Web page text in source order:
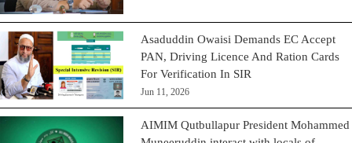
Asaduddin Owaisi Demands EC Accept
PAN, Driving Licence And Ration Cards
For Verification In SIR
Jun 11, 2026
AIMIM Qutbullapur President Mohammed